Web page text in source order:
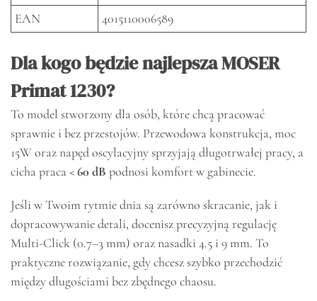
EAN
4015110006589
Dla kogo będzie najlepsza MOSER
Primat 1230?
To model stworzony dla osób, które chcą pracować
sprawnie i bez przestojów. Przewodowa konstrukcja, moc
15W oraz napęd oscylacyjny sprzyjają długotrwałej pracy, a
cicha praca< 60 dB podnosi komfort w gabinecie.
Jeśli w Twoim rytmie dnia są zarówno skracanie, jak i
dopracowywanie detali, docenisz precyzyjną regulację
Multi-Click (0.7–3 mm) oraz nasadki 4.5 i 9 mm. To
praktyczne rozwiązanie, gdy chcesz szybko przechodzić
między długościami bez zbędnego chaosu.